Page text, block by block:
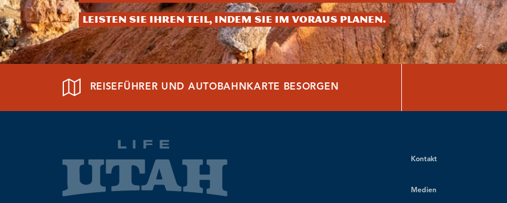
Leisten Sie Ihren Teil, indem Sie im Voraus planen.
REISEFÜHRER UND AUTOBAHNKARTE BESORGEN
Kontakt
Medien